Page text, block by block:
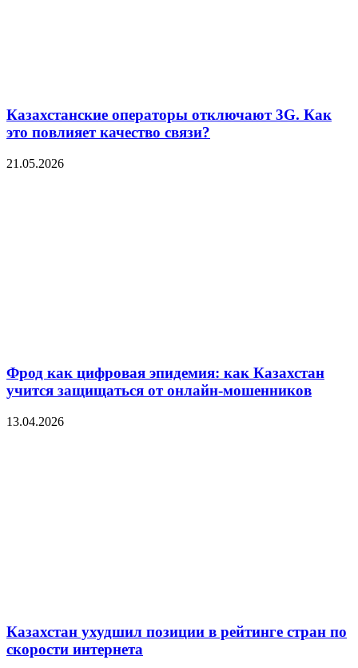
Казахстанские операторы отключают 3G. Как
это повлияет качество связи?
21.05.2026
Фрод как цифровая эпидемия: как Казахстан
учится защищаться от онлайн-мошенников
13.04.2026
Казахстан ухудшил позиции в рейтинге стран по
скорости интернета